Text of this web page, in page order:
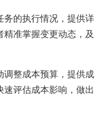
务的执行情况，提供详
准掌握变更动态，及
调整成本预算，提供成
评估成本影响，做出